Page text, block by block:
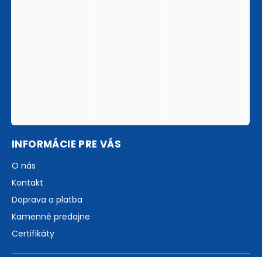
INFORMÁCIE PRE VÁS
O nás
Kontakt
Doprava a platba
Kamenné predajne
Certifikáty